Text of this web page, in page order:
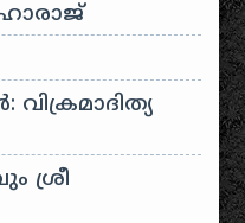
ശ്രീ